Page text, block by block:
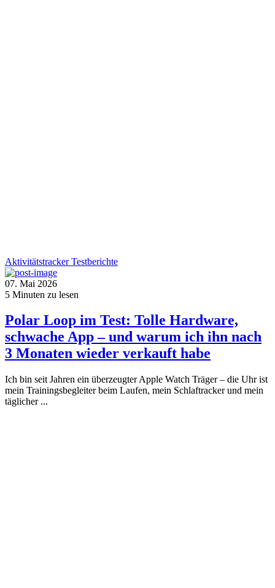
AktivitätstrackerTestberichte
07. Mai 2026
5 Minuten zu lesen
Polar Loop im Test: Tolle Hardware,
schwache App – und warum ich ihn nach
3 Monaten wieder verkauft habe
Ich bin seit Jahren ein überzeugter Apple Watch Träger – die Uhr ist
mein Trainingsbegleiter beim Laufen, mein Schlaftracker und mein
täglicher ...